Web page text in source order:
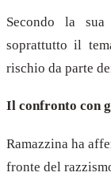
Secondo la sua
soprattutto il
rischio da parte
Il confronto con
Ramazzina ha
fronte del